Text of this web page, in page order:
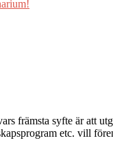
främsta syfte är att
etc. vill